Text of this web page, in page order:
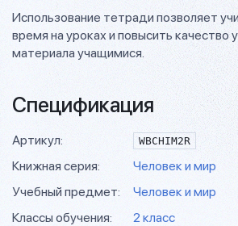
Использование тетради позволяет
время на уроках и повысить качество
материала учащимися.
Спецификация
Артикул: WBCHIM2R
Книжная серия:
Человек и мир
Учебный предмет:
Человек и мир
Классы обучения:
2 класс